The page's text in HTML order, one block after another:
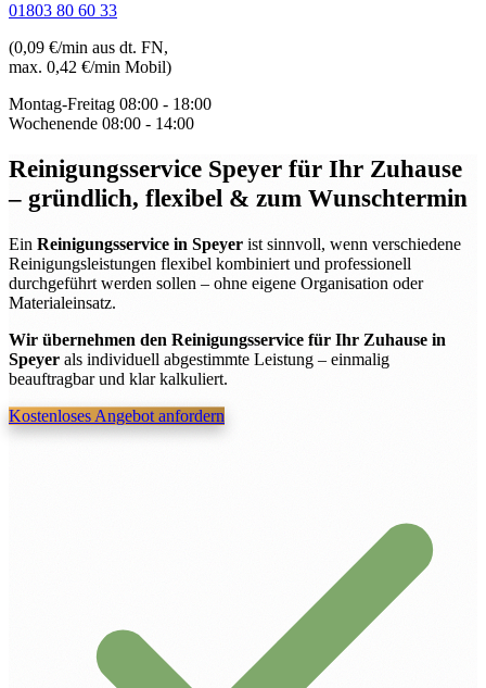
01803 80 60 33
(0,09 €/min aus dt. FN,
max. 0,42 €/min Mobil)
Montag-Freitag 08:00 - 18:00
Wochenende 08:00 - 14:00
Reinigungsservice Speyer für Ihr Zuhause
– gründlich, flexibel & zum Wunschtermin
Ein Reinigungsservice in Speyer ist sinnvoll, wenn verschiedene
Reinigungsleistungen flexibel kombiniert und professionell
durchgeführt werden sollen – ohne eigene Organisation oder
Materialeinsatz.
Wir übernehmen den Reinigungsservice für Ihr Zuhause in
Speyer als individuell abgestimmte Leistung – einmalig
beauftragbar und klar kalkuliert.
Kostenloses Angebot anfordern